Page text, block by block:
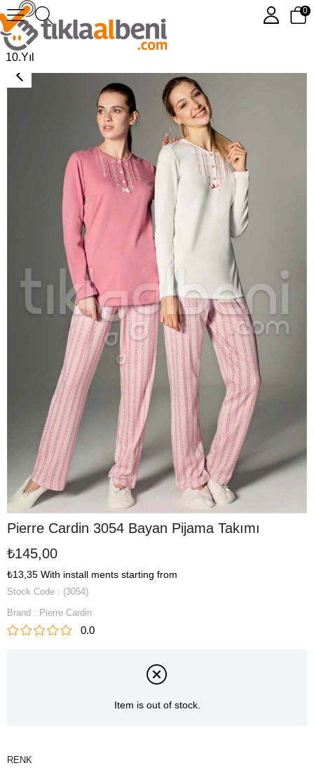
10.Yıl
0
Pierre Cardin 3054 Bayan Pijama Takımı
Pierre Cardin 3054 Bayan Pijama Takımı
₺145,00
₺13,35 With install ments starting from
Stock Code
(3054)
Brand : Pierre Cardin
0.0
Item is out of stock.
RENK